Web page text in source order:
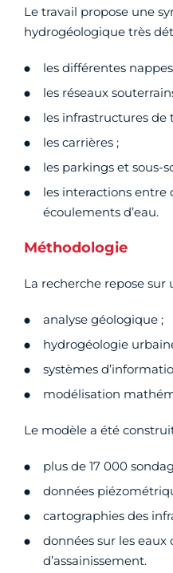
Le travail propose une
hydrogéologique très
les différentes
les réseaux
les infrastructures de
les carrières ;
les parkings et sous-
les interactions entre
écoulements d’eau.
Méthodologie
La recherche repose
analyse géologique ;
hydrogéologie
systèmes
modélisation
Le modèle a été
plus de 17 000
données
cartographies des
données sur les eaux
d’assainissement.